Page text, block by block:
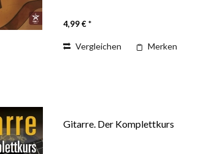
Einzeltonspiel auf allen sechs Saiten;...
4,99 € *
Vergleichen Merken
Gitarre. Der Komplettkurs